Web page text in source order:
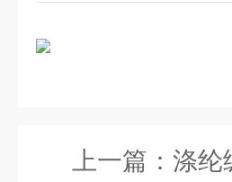
上一篇： 涤纶